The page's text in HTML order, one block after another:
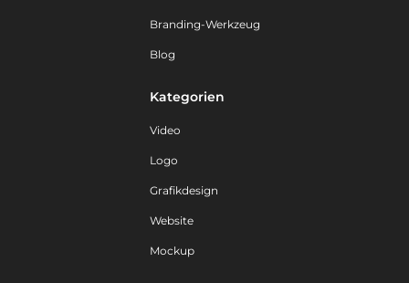
Branding-Werkzeug
Blog
Kategorien
Video
Logo
Grafikdesign
Website
Mockup